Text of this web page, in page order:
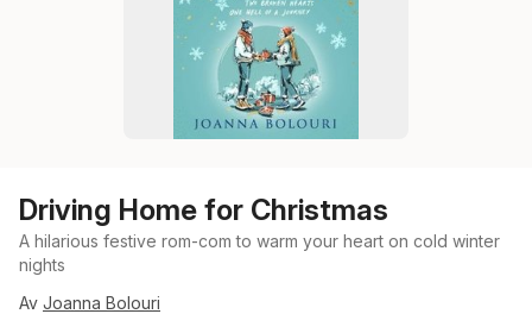
Driving Home for Christmas
A hilarious festive rom-com to warm your heart on cold winter
nights
Av Joanna Bolouri